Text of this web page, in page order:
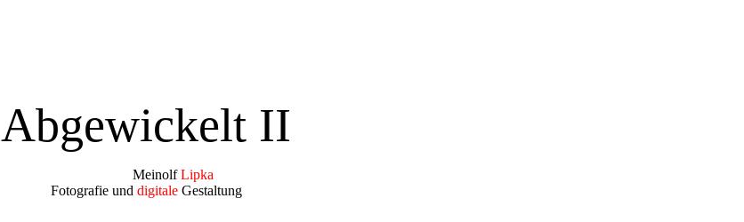
Abgewickelt II
MeinolfLipka
Fotografie und digitaleGestaltung